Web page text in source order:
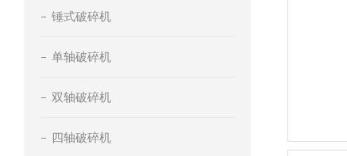
锤式破碎机
单轴破碎机
双轴破碎机
四轴破碎机